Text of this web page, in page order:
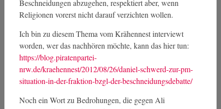
Beschneidungen abzugehen, respektiert aber, wenn
Religionen vorerst nicht darauf verzichten wollen.
Ich bin zu diesem Thema vom Krähennest interviewt
worden, wer das nachhören möchte, kann das hier tun:
https://blog.piratenpartei-
nrw.de/kraehennest/2012/08/26/daniel-schwerd-zur-pm-
situation-in-der-fraktion-bzgl-der-beschneidungsdebatte/
Noch ein Wort zu Bedrohungen, die gegen Ali